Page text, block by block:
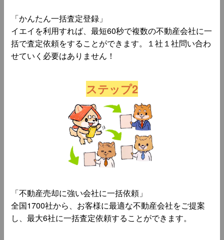
「かんたん一括査定登録」
イエイを利用すれば、最短60秒で複数の不動産会社に一
括で査定依頼をすることができます。１社１社問い合わ
せていく必要はありません！
ステップ2
「不動産売却に強い会社に一括依頼」
全国1700社から、お客様に最適な不動産会社をご提案
し、最大6社に一括査定依頼することができます。